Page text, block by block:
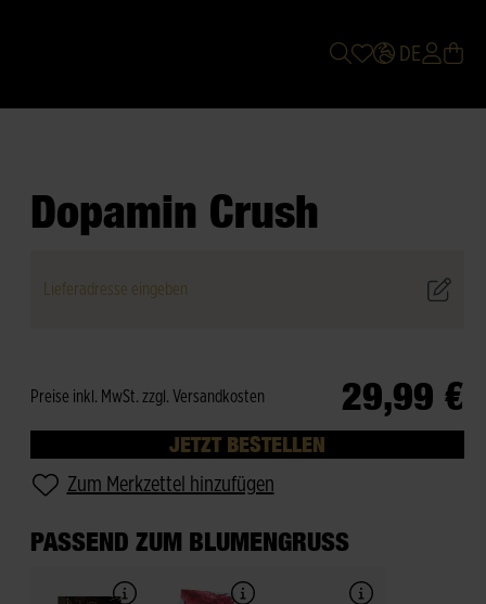
DE
Dopamin Crush
Lieferadresse eingeben
29,99 €
Preise inkl. MwSt. zzgl. Versandkosten
JETZT BESTELLEN
Zum Merkzettel hinzufügen
PASSEND ZUM BLUMENGRUSS